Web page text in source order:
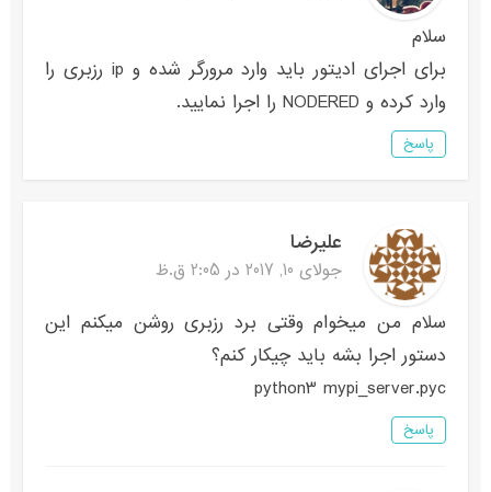
سلام
برای اجرای ادیتور باید وارد مرورگر شده و ip رزبری را
وارد کرده و NODERED را اجرا نمایید.
پاسخ
علیرضا
جولای 10, 2017 در 2:05 ق.ظ
سلام من میخوام وقتی برد رزبری روشن میکنم این
دستور اجرا بشه باید چیکار کنم؟
python3 mypi_server.pyc
پاسخ